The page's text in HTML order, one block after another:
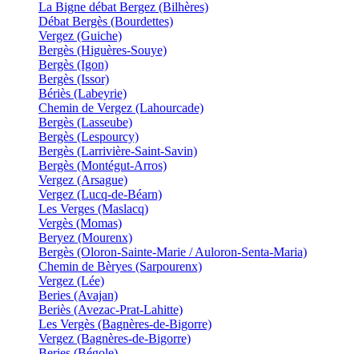
La Bigne débat Bergez (Bilhères)
Débat Bergès (Bourdettes)
Vergez (Guiche)
Bergès (Higuères-Souye)
Bergès (Igon)
Bergès (Issor)
Bériès (Labeyrie)
Chemin de Vergez (Lahourcade)
Bergès (Lasseube)
Bergès (Lespourcy)
Bergès (Larrivière-Saint-Savin)
Bergès (Montégut-Arros)
Vergez (Arsague)
Vergez (Lucq-de-Béarn)
Les Verges (Maslacq)
Vergès (Momas)
Beryez (Mourenx)
Bergès (Oloron-Sainte-Marie / Auloron-Senta-Maria)
Chemin de Bèryes (Sarpourenx)
Vergez (Lée)
Beries (Avajan)
Beriès (Avezac-Prat-Lahitte)
Les Vergès (Bagnères-de-Bigorre)
Vergez (Bagnères-de-Bigorre)